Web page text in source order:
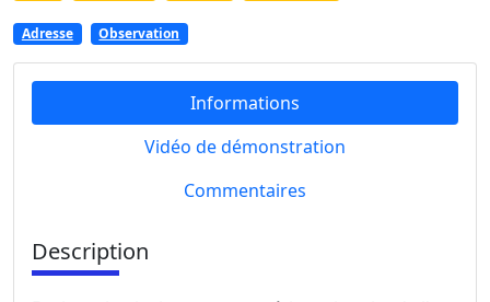
Adresse Observation
Informations
Vidéo de démonstration
Commentaires
Description